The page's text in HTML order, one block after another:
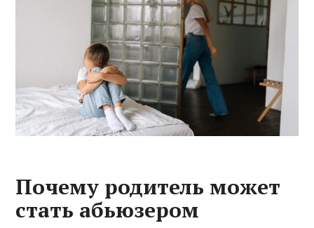
Почему родитель может
стать абьюзером